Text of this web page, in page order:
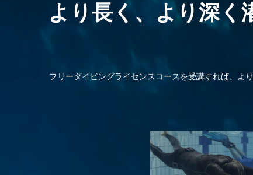
より長く、より深く
フリーダイビングライセンスコースを受講すれば、よ